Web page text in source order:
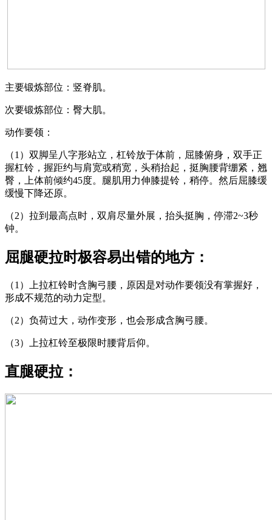
主要锻炼部位：竖脊肌。
次要锻炼部位：臀大肌。
动作要领：
（1）双脚呈八字形站立，杠铃放于体前，屈膝俯身，双手正
握杠铃，握距约与肩宽或稍宽，头稍抬起，挺胸腰背绷紧，翘
臀，上体前倾约45度。腿肌用力伸膝提铃，稍停。然后屈膝缓
缓慢下降还原。
（2）拉到最高点时，双肩尽量外展，抬头挺胸，停滞2~3秒
钟。
屈腿硬拉时极容易出错的地方：
（1）上拉杠铃时含胸弓腰，原因是对动作要领没有掌握好，
形成不规范的动力定型。
（2）负荷过大，动作变形，也会形成含胸弓腰。
（3）上拉杠铃至极限时腰背后仰。
直腿硬拉：